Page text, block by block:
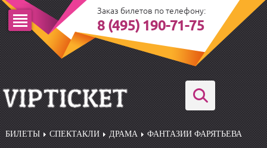
Заказ билетов по телефону:
8 (495) 190-71-75
БИЛЕТЫ СПЕКТАКЛИ ДРАМА ФАНТАЗИИ ФАРЯТЬЕВА